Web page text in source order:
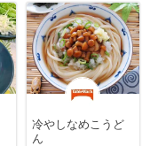
冷やしなめこうど
ん